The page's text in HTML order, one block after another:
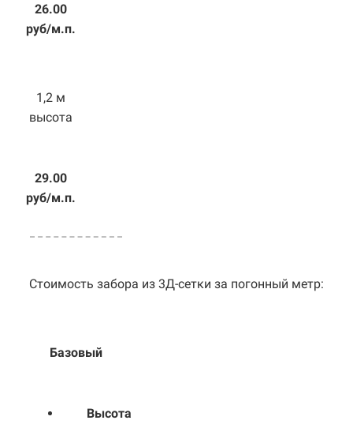
26.00
руб/м.п.
1,2 м
высота
29.00
руб/м.п.
Стоимость забора из 3Д-сетки за погонный метр:
Базовый
Высота